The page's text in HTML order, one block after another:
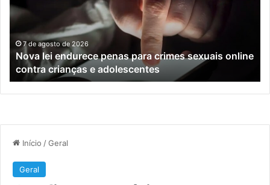
para
crimes
sexuais
online
contra
crianças
e
adolescentes
7 de agosto de 2026
Nova lei endurece penas para crimes sexuais online
contra crianças e adolescentes